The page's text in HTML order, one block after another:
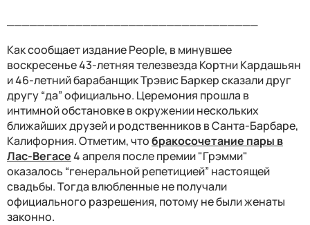
Как сообщает издание People, в минувшее
воскресенье 43-летняя телезвезда Кортни Кардашьян
и 46-летний барабанщик Трэвис Баркер сказали друг
другу “да” официально. Церемония прошла в
интимной обстановке в окружении нескольких
ближайших друзей и родственников в Санта-Барбаре,
Калифорния. Отметим, чтобракосочетание пары в
Лас-Вегасе4 апреля после премии "Грэмми"
оказалось “генеральной репетицией” настоящей
свадьбы. Тогда влюбленные не получали
официального разрешения, потому не были женаты
законно.